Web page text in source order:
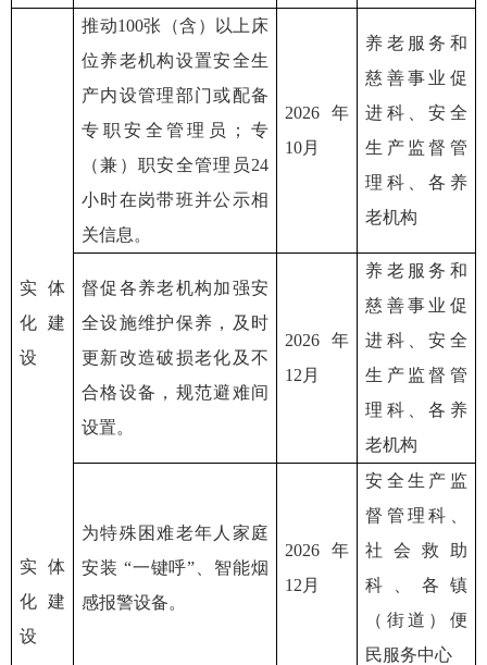
实体
化建
设
实体
化建
设
推动100张（含）以上床
位养老机构设置安全生
产内设管理部门或配备
专职安全管理员；专
（兼）职安全管理员24
小时在岗带班并公示相
关信息。
2026年
10月
养老服务和
慈善事业促
进科、安全
生产监督管
理科、各养
老机构
督促各养老机构加强安
全设施维护保养，及时
更新改造破损老化及不
合格设备，规范避难间
设置。
2026年
12月
养老服务和
慈善事业促
进科、安全
生产监督管
理科、各养
老机构
为特殊困难老年人家庭
安装 “一键呼”、智能烟
感报警设备。
2026年
12月
安全生产监
督管理科、
社会救助
科、各镇
（街道）便
民服务中心